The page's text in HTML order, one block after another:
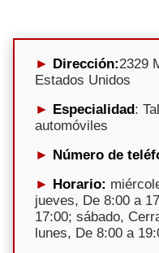
Dirección:2329
Estados Unidos
Especialidad:
automóviles
Número de
Horario:
jueves, De 8:00 a
17:00; sábado,
lunes, De 8:00 a